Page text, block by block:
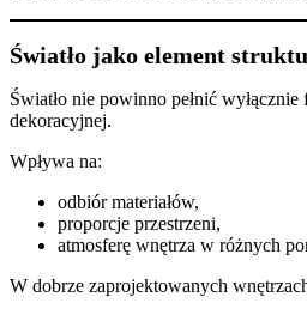
Światło jako element
Światło nie powinno pełnić
dekoracyjnej.
Wpływa na:
odbiór materiałów,
proporcje przestrzeni,
atmosferę wnętrza w różnych
W dobrze zaprojektowanych